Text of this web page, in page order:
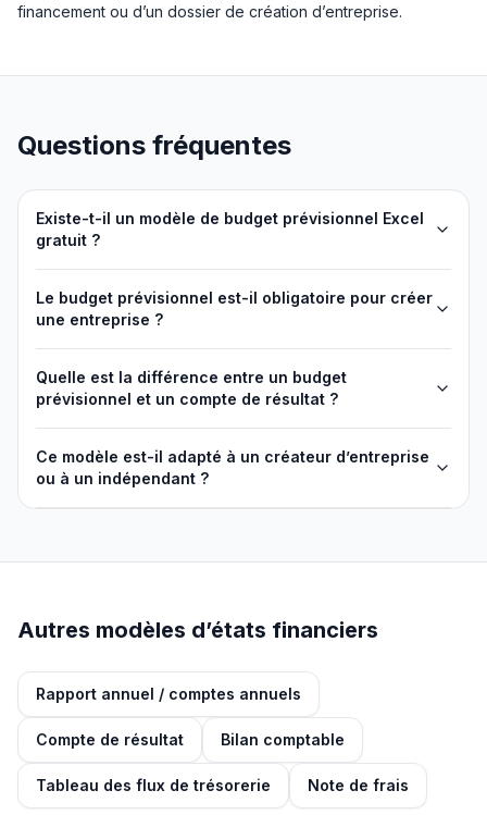
financement ou d’un dossier de création d’entreprise.
Questions fréquentes
Existe-t-il un modèle de budget prévisionnel Excel
gratuit ?
Le budget prévisionnel est-il obligatoire pour créer
une entreprise ?
Quelle est la différence entre un budget
prévisionnel et un compte de résultat ?
Ce modèle est-il adapté à un créateur d’entreprise
ou à un indépendant ?
Autres modèles d’états financiers
Rapport annuel / comptes annuels
Compte de résultat Bilan comptable
Tableau des flux de trésorerie Note de frais